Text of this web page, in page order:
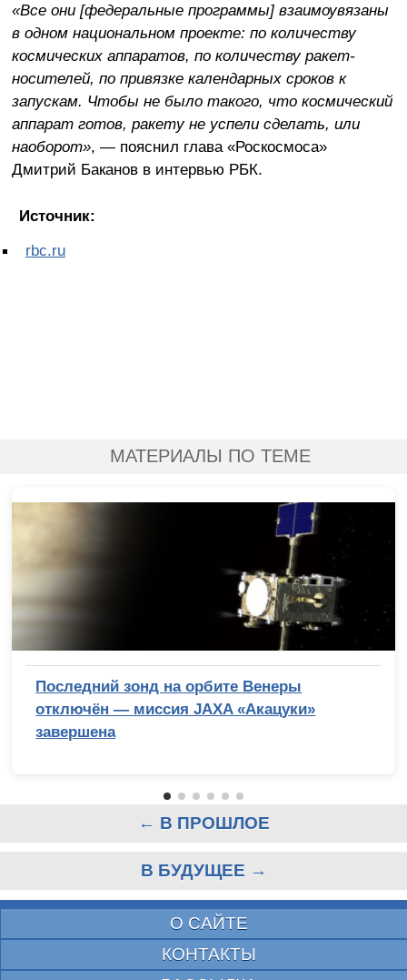
«Все они [федеральные программы] взаимоувязаны
в одном национальном проекте: по количеству
космических аппаратов, по количеству ракет-
носителей, по привязке календарных сроков к
запускам. Чтобы не было такого, что космический
аппарат готов, ракету не успели сделать, или
наоборот», — пояснил глава «Роскосмоса»
Дмитрий Баканов в интервью РБК.
Источник:
rbc.ru
МАТЕРИАЛЫ ПО ТЕМЕ
Последний зонд на орбите Венеры
отключён — миссия JAXA «Акацуки»
завершена
← В ПРОШЛОЕ
В БУДУЩЕЕ →
О САЙТЕ
КОНТАКТЫ